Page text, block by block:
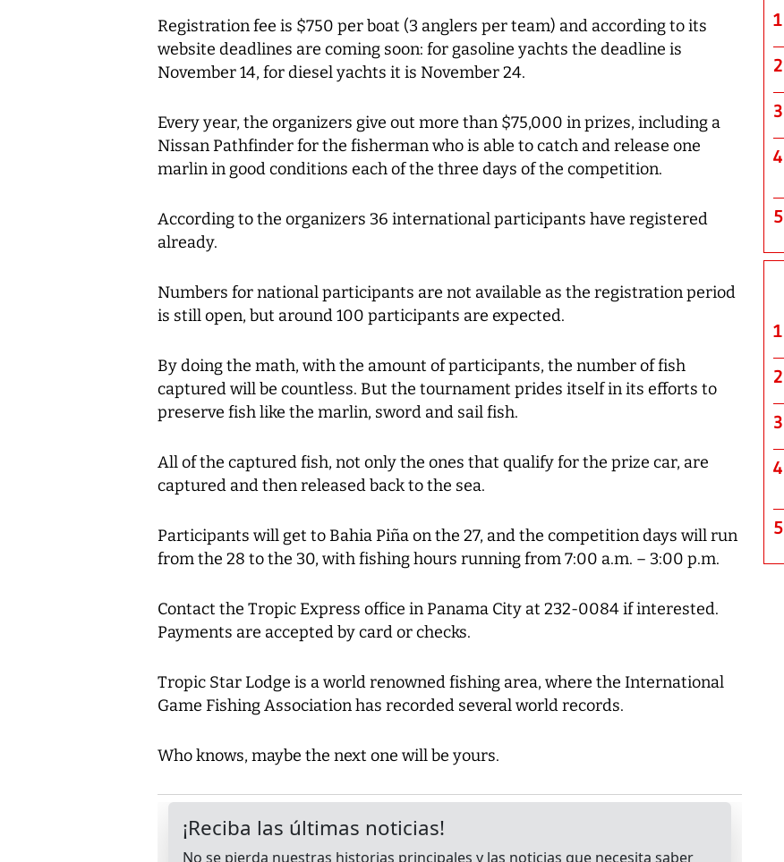
Registration fee is $750 per boat (3 anglers per team) and according to its
website deadlines are coming soon: for gasoline yachts the deadline is
November 14, for diesel yachts it is November 24.
Every year, the organizers give out more than $75,000 in prizes, including a
Nissan Pathfinder for the fisherman who is able to catch and release one
marlin in good conditions each of the three days of the competition.
According to the organizers 36 international participants have registered
already.
Numbers for national participants are not available as the registration period
is still open, but around 100 participants are expected.
By doing the math, with the amount of participants, the number of fish
captured will be countless. But the tournament prides itself in its efforts to
preserve fish like the marlin, sword and sail fish.
All of the captured fish, not only the ones that qualify for the prize car, are
captured and then released back to the sea.
Participants will get to Bahia Piña on the 27, and the competition days will run
from the 28 to the 30, with fishing hours running from 7:00 a.m. – 3:00 p.m.
Contact the Tropic Express office in Panama City at 232-0084 if interested.
Payments are accepted by card or checks.
Tropic Star Lodge is a world renowned fishing area, where the International
Game Fishing Association has recorded several world records.
Who knows, maybe the next one will be yours.
1
2
3
4
5
1
2
3
4
5